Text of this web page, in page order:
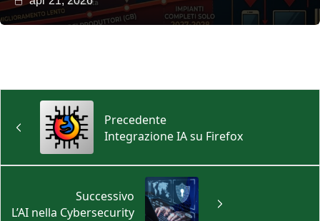
Precedente
Integrazione IA su Firefox
Successivo
L’AI nella Cybersecurity